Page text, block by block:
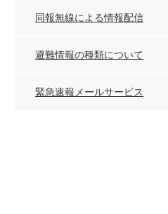
同報無線による情報配信
避難情報の種類について
緊急速報メールサービス